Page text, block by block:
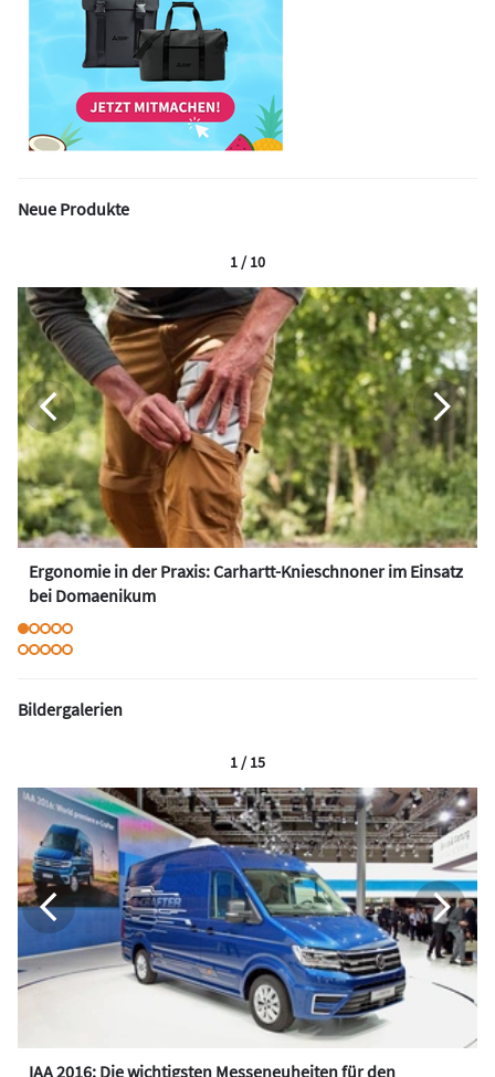
Neue Produkte
Ergonomie in der Praxis: Carhartt-Knieschnoner im Einsatz
bei Domaenikum
1 / 10
Bildergalerien
IAA 2016: Die wichtigsten Messeneuheiten für den
1 / 15